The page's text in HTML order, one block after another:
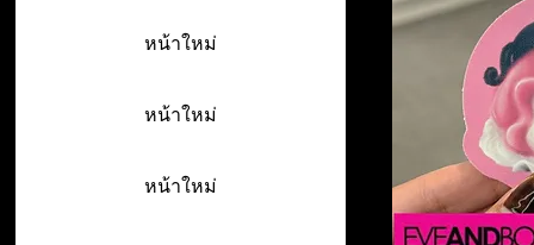
หน้าใหม่
หน้าใหม่
หน้าใหม่